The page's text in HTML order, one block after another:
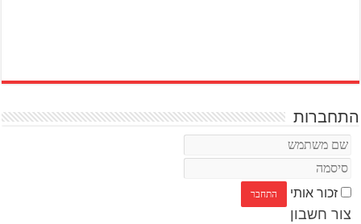
התחברות
זכור אותי
צור חשבון